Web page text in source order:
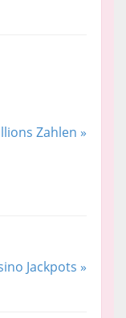
Zahlen »
Jackpots »